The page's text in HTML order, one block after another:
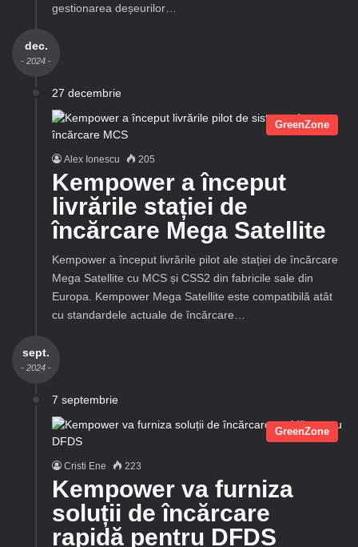
gestionarea deșeurilor…
dec.
- 2024 -
27 decembrie
GreenZone
Alex Ionescu 205
Kempower a început
livrările stației de
încărcare Mega Satellite
Kempower a început livrările pilot ale stației de încărcare
Mega Satellite cu MCS și CSS2 din fabricile sale din
Europa. Kempower Mega Satellite este compatibilă atât
cu standardele actuale de încărcare…
sept.
- 2024 -
7 septembrie
GreenZone
Cristi Ene 223
Kempower va furniza
soluții de încărcare
rapidă pentru DFDS